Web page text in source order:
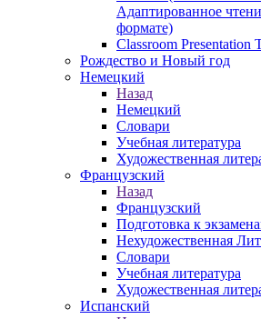
Адаптированное
формате)
Classroom Presentation
Рождество и Новый год
Немецкий
Назад
Немецкий
Словари
Учебная литература
Художественная
Французский
Назад
Французский
Подготовка к
Нехудожественная
Словари
Учебная литература
Художественная
Испанский